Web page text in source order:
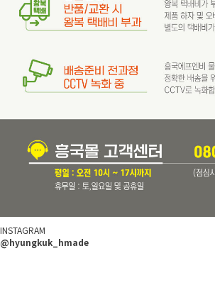
INSTAGRAM
@hyungkuk_hmade